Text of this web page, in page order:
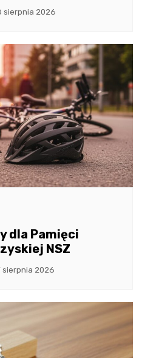
sierpnia 2026
dla Pamięci
NSZ
sierpnia 2026